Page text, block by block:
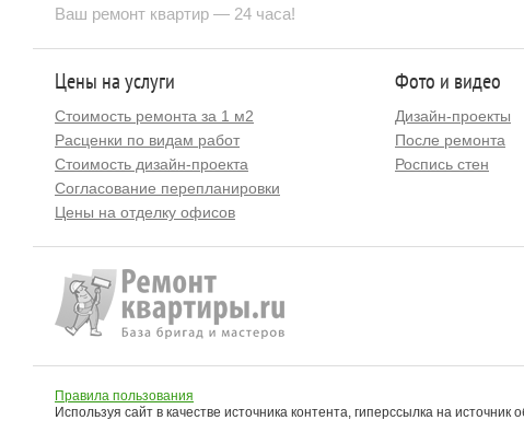
Ваш ремонт квартир — 24 часа!
Цены на услуги
Стоимость ремонта за 1 м2
Расценки по видам работ
Стоимость дизайн-проекта
Согласование перепланировки
Цены на отделку офисов
Фото и видео
Дизайн-проекты
После ремонта
Роспись стен
Правила пользования
Используя сайт в качестве источника контента, гиперссылка на источник